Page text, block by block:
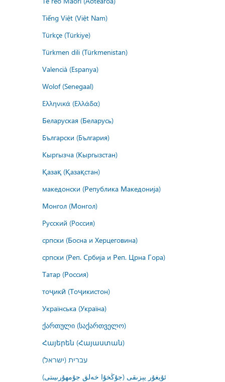
Tiếng Việt (Việt Nam)
Türkçe (Türkiye)
Türkmen dili (Türkmenistan)
Valencià (Espanya)
Wolof (Senegaal)
Ελληνικά (Ελλάδα)
Беларуская (Беларусь)
Български (България)
Кыргызча (Кыргызстан)
Қазақ (Қазақстан)
македонски (Република Македонија)
Монгол (Монгол)
Русский (Россия)
српски (Босна и Херцеговина)
српски (Реп. Србија и Реп. Црна Гора)
Татар (Россия)
тоҷикӣ (Тоҷикистон)
Українська (Україна)
ქართული (საქართველო)
Հայերեն (Հայաստան)
עברית (ישראל)
ئۇيغۇر يېزىقى (جۇڭخۇا خەلق جۇمھۇرىيىتى)